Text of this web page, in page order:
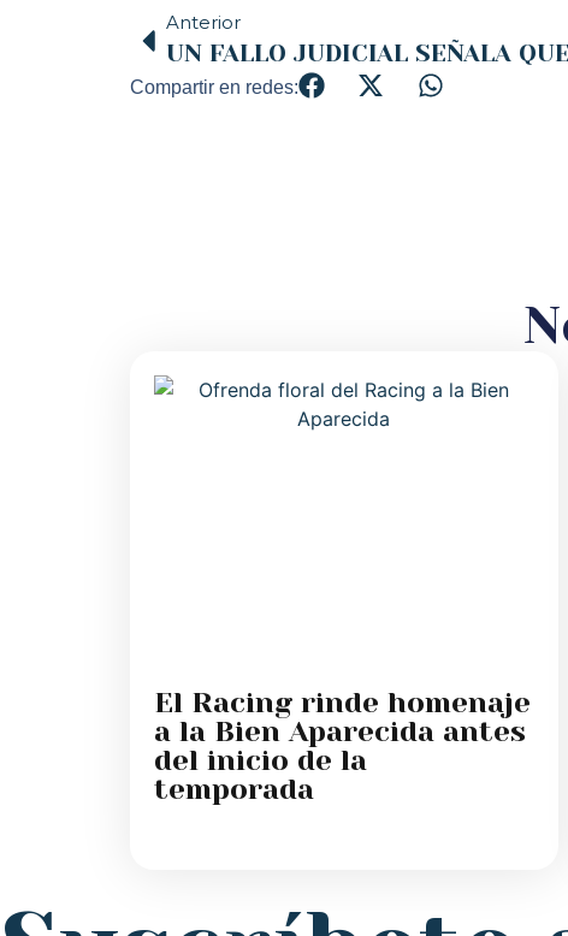
Anterior
Compartir en redes:
El Racing rinde homenaje
a la Bien Aparecida antes
del inicio de la
temporada